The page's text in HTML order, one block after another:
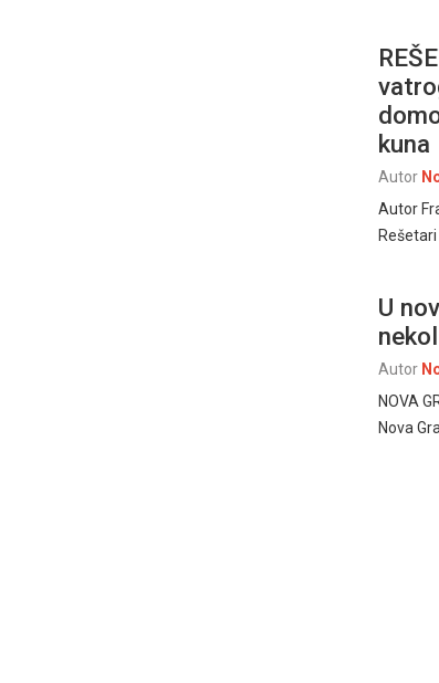
kuna
Autor
Autor
U
Autor
NOVA
Nova